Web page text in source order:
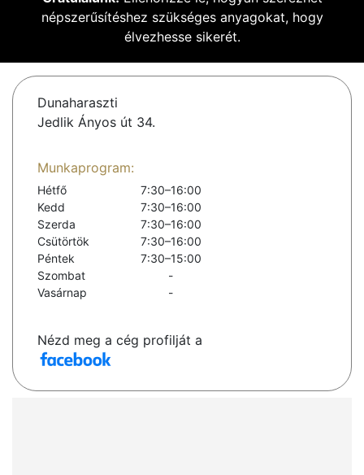
népszerűsítéshez szükséges anyagokat, hogy
élvezhesse sikerét.
Dunaharaszti
Jedlik Ányos út 34.
Munkaprogram:
Hétfő
7:30–16:00
Kedd
7:30–16:00
Szerda
7:30–16:00
Csütörtök
7:30–16:00
Péntek
7:30–15:00
Szombat
-
Vasárnap
-
Nézd meg a cég profilját a